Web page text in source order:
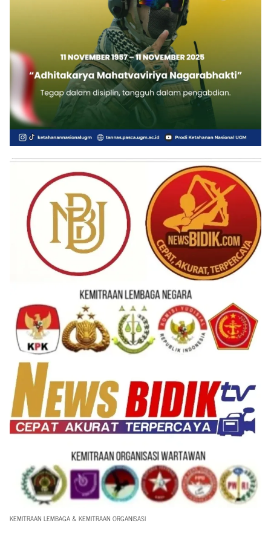
KEMITRAAN LEMBAGA & KEMITRAAN ORGANISASI